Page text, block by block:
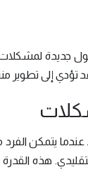
جديدة لمشكلات
قد تؤدي إلى تطوير
يتمكن
هذه